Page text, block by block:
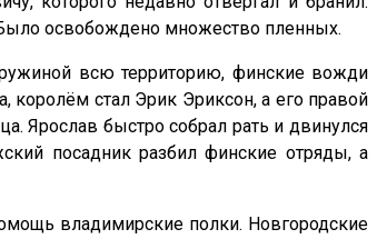
освобождено множество пленных.
всю территорию, финские вожди
стал Эрик Эриксон, а его правой
Ярослав быстро собрал рать и двинулся
посадник разбил финские отряды, а
владимирские полки. Новгородские